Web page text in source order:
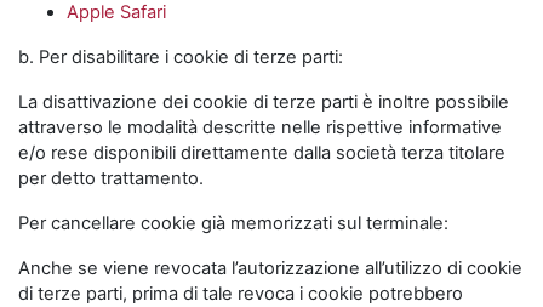
Apple Safari
b. Per disabilitare i cookie di terze parti:
La disattivazione dei cookie di terze parti è inoltre possibile
attraverso le modalità descritte nelle rispettive informative
e/o rese disponibili direttamente dalla società terza titolare
per detto trattamento.
Per cancellare cookie già memorizzati sul terminale:
Anche se viene revocata l’autorizzazione all’utilizzo di cookie
di terze parti, prima di tale revoca i cookie potrebbero